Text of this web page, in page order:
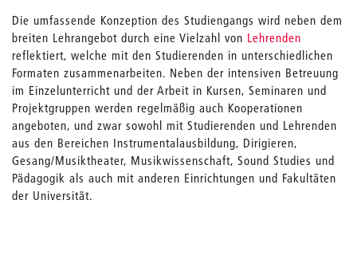
Die umfassende Konzeption des Studiengangs wird neben dem
breiten Lehrangebot durch eine Vielzahl von Lehrenden
reflektiert, welche mit den Studierenden in unterschiedlichen
Formaten zusammenarbeiten. Neben der intensiven Betreuung
im Einzelunterricht und der Arbeit in Kursen, Seminaren und
Projektgruppen werden regelmäßig auch Kooperationen
angeboten, und zwar sowohl mit Studierenden und Lehrenden
aus den Bereichen Instrumentalausbildung, Dirigieren,
Gesang/Musiktheater, Musikwissenschaft, Sound Studies und
Pädagogik als auch mit anderen Einrichtungen und Fakultäten
der Universität.